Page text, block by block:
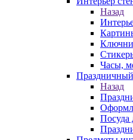
Назад
Часы,
Назад
Посуда